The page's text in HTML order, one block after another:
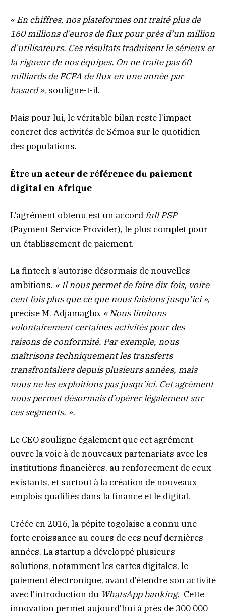
« En chiffres, nos plateformes ont traité plus de
160 millions d’euros de flux pour près d’un million
d’utilisateurs. Ces résultats traduisent le sérieux et
la rigueur de nos équipes. On ne traite pas 60
milliards de FCFA de flux en une année par
hasard », souligne-t-il.
Mais pour lui, le véritable bilan reste l’impact
concret des activités de Sémoa sur le quotidien
des populations.
Être un acteur de référence du paiement
digital en Afrique
L’agrément obtenu est un accordfull PSP
(Payment Service Provider), le plus complet pour
un établissement de paiement.
La fintech s’autorise désormais de nouvelles
ambitions. « Il nous permet de faire dix fois, voire
cent fois plus que ce que nous faisions jusqu’ici »,
précise M. Adjamagbo. « Nous limitons
volontairement certaines activités pour des
raisons de conformité. Par exemple, nous
maîtrisons techniquement les transferts
transfrontaliers depuis plusieurs années, mais
nous ne les exploitions pas jusqu’ici. Cet agrément
nous permet désormais d’opérer légalement sur
ces segments. ».
Le CEO souligne également que cet agrément
ouvre la voie à de nouveaux partenariats avec les
institutions financières, au renforcement de ceux
existants, et surtout à la création de nouveaux
emplois qualifiés dans la finance et le digital.
Créée en 2016, la pépite togolaise a connu une
forte croissance au cours de ces neuf dernières
années. La startup a développé plusieurs
solutions, notamment les cartes digitales, le
paiement électronique, avant d’étendre son activité
avec l’introduction du WhatsApp banking. Cette
innovation permet aujourd’hui à près de 300 000